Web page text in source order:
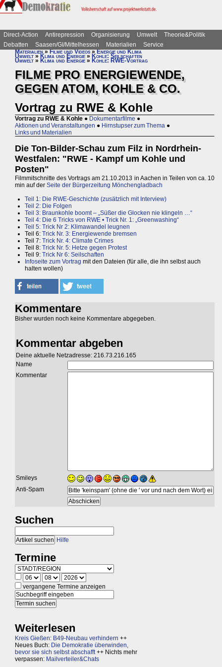
Direct-Action Antirepression Organisierung Umwelt
Theorie&Politik
Debatten
Saasen/GI/Mittelhessen Materialien
Service
Materialien»Filme und Videos»Energie und Klima
Umwelt » Klima und Energie » Kohle: Seilschaften
Umwelt » Klima und Energie » Kohle: RWE-Vortrag
FILME PRO ENERGIEWENDE,
GEGEN ATOM, KOHLE & CO.
Vortrag zu RWE & Kohle
Vortrag zu RWE & Kohle ● Dokumentarfilme ●
Aktionen und Veranstaltungen ● Hirnstupser zum Thema ●
Links und Materialien
Die Ton-Bilder-Schau zum Filz in Nordrhein-
Westfalen: "RWE - Kampf um Kohle und
Posten"
Filmmitschnitte des Vortrags am 21.10.2013 in Aachen in Teilen von ca. 10
min auf der Seite der Bürgerzeitung Mönchengladbach
Teil 1: Die RWE-Geschichte (zusätzlich mit Interview)
Teil 2: Die Folgen
Teil 3: Braunkohle boomt – „Süßer die Glocken nie klingeln …“
Teil 4: Die 6 Tricks von RWE • Trick Nr. 1: „Greenwashing“
Teil 5: Trick Nr 2: Klimawandel leugnen
Teil 6: Trick Nr. 3: Energiewende bremsen
Teil 7: Trick Nr. 4: Climate Crimes
Teil 8: Trick Nr. 5: Hetze gegen Protest
Teil 9: Trick Nr 6: Seilschaften
Infoseite zum Vortrag mit den Dateien (für alle, die ihn selbst auch
halten wollen)
Kommentare
Bisher wurden noch keine Kommentare abgegeben.
Kommentar abgeben
Deine aktuelle Netzadresse: 216.73.216.165
Name
Kommentar
Smileys
Anti-Spam
Suchen
Hilfe
Termine
vergangene Termine anzeigen
Weiterlesen
Kreis Gießen: B49-Neubau verhindern ++
Neues Buch: Die Demokratie überwinden,
bevor sie sich selbst abschafft++ Nichts mehr
verpassen: Mailverteiler&Chats